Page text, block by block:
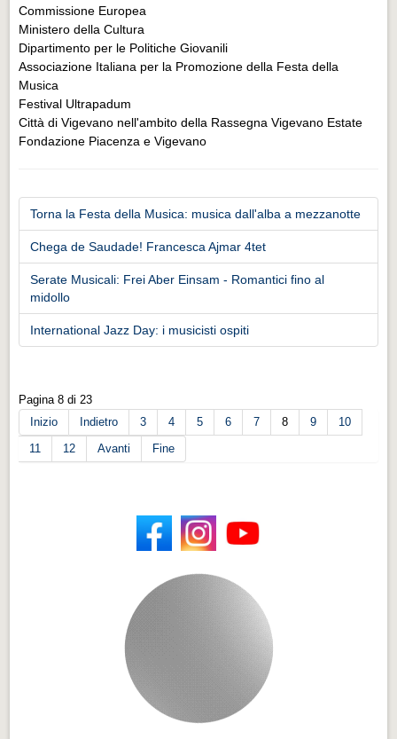
Commissione Europea
Ministero della Cultura
Dipartimento per le Politiche Giovanili
Associazione Italiana per la Promozione della Festa della
Musica
Festival Ultrapadum
Città di Vigevano nell'ambito della Rassegna Vigevano Estate
Fondazione Piacenza e Vigevano
Torna la Festa della Musica: musica dall'alba a mezzanotte
Chega de Saudade! Francesca Ajmar 4tet
Serate Musicali: Frei Aber Einsam - Romantici fino al
midollo
International Jazz Day: i musicisti ospiti
Pagina 8 di 23
Inizio
Indietro 3 4 5 6 7 8 9
10
11
12 Avanti Fine